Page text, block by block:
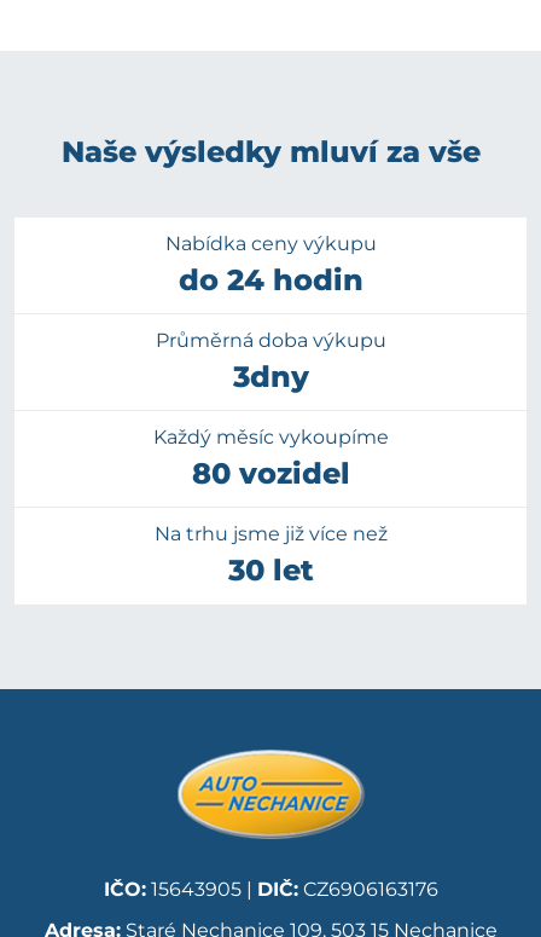
Naše výsledky mluví za vše
Nabídka ceny výkupu
do 24 hodin
Průměrná doba výkupu
3dny
Každý měsíc vykoupíme
80 vozidel
Na trhu jsme již více než
30 let
IČO:15643905 | DIČ:CZ6906163176
Adresa:Staré Nechanice 109, 503 15 Nechanice